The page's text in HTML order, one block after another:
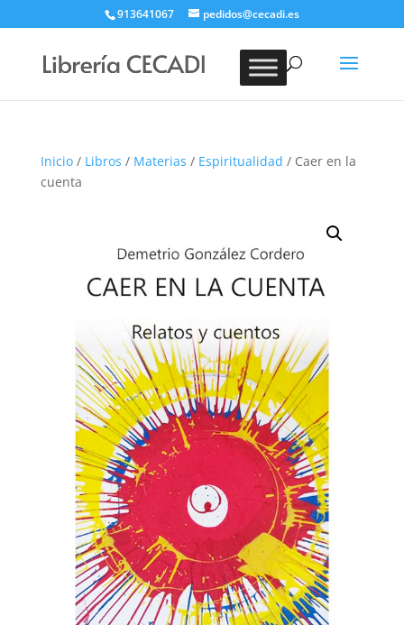
913641067 pedidos@cecadi.es
BUSCAR
Inicio/ Libros / Materias / Espiritualidad / Caer en la
cuenta